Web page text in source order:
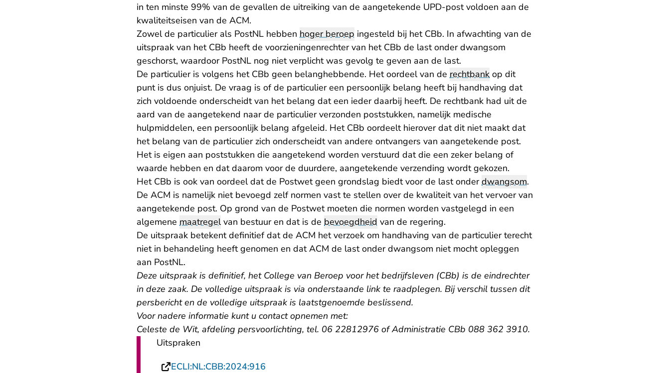
in ten minste 99% van de gevallen de uitreiking van de aangetekende UPD-post voldoen aan de
kwaliteitseisen van de ACM.
Zowel de particulier als PostNL hebben hoger beroep ingesteld bij het CBb. In afwachting van de
uitspraak van het CBb heeft de voorzieningenrechter van het CBb de last onder dwangsom
geschorst, waardoor PostNL nog niet verplicht was gevolg te geven aan de last.
De particulier is volgens het CBb geen belanghebbende. Het oordeel van de rechtbank op dit
punt is dus onjuist. De vraag is of de particulier een persoonlijk belang heeft bij handhaving dat
zich voldoende onderscheidt van het belang dat een ieder daarbij heeft. De rechtbank had uit de
aard van de aangetekend naar de particulier verzonden poststukken, namelijk medische
hulpmiddelen, een persoonlijk belang afgeleid. Het CBb oordeelt hierover dat dit niet maakt dat
het belang van de particulier zich onderscheidt van andere ontvangers van aangetekende post.
Het is eigen aan poststukken die aangetekend worden verstuurd dat die een zeker belang of
waarde hebben en dat daarom voor de duurdere, aangetekende verzending wordt gekozen.
Het CBb is ook van oordeel dat de Postwet geen grondslag biedt voor de last onderdwangsom.
De ACM is namelijk niet bevoegd zelf normen vast te stellen over de kwaliteit van het vervoer van
aangetekende post. Op grond van de Postwet moeten die normen worden vastgelegd in een
algemene maatregelvan bestuur en dat is de bevoegdheid van de regering.
De uitspraak betekent definitief dat de ACM het verzoek om handhaving van de particulier terecht
niet in behandeling heeft genomen en dat ACM de last onder dwangsom niet mocht opleggen
aan PostNL.
Deze uitspraak is definitief, het College van Beroep voor het bedrijfsleven (CBb) is de eindrechter
in deze zaak. De volledige uitspraak is via onderstaande link te raadplegen. Bij verschil tussen dit
persbericht en de volledige uitspraak is laatstgenoemde beslissend.
Voor nadere informatie kunt u contact opnemen met:
Celeste de Wit, afdeling persvoorlichting, tel. 06 22812976 of Administratie CBb 088 362 3910.
Uitspraken
ECLI:NL:CBB:2024:916